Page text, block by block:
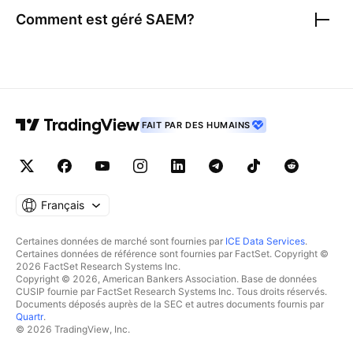
Comment est géré SAEM?
FAIT PAR DES HUMAINS
Français
Certaines données de marché sont fournies par ICE Data Services.
Certaines données de référence sont fournies par FactSet. Copyright ©
2026 FactSet Research Systems Inc.
Copyright © 2026, American Bankers Association. Base de données
CUSIP fournie par FactSet Research Systems Inc. Tous droits réservés.
Documents déposés auprès de la SEC et autres documents fournis par
Quartr.
© 2026 TradingView, Inc.